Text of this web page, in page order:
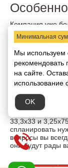
Компания уже
технологий
отдавая дань
вышедшей из-
очень
О нашем
В каталоге
плитку Azulejos
33,3х33 и
спланировать
вопросы вы
они будут рады
Минимальная
Мы используем
рекомендовать
на сайте.
использование
OK